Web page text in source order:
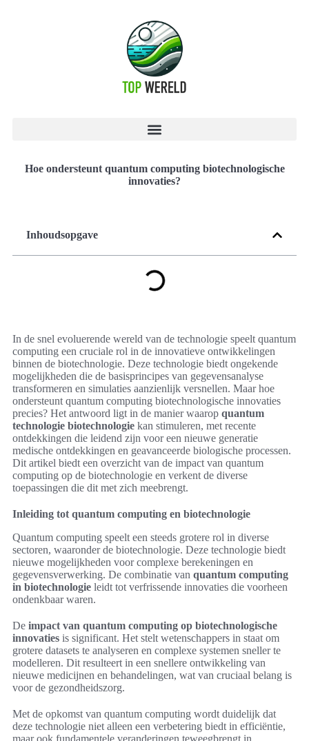
Hoe ondersteunt quantum computing biotechnologische
innovaties?
Inhoudsopgave
In de snel evoluerende wereld van de technologie speelt quantum
computing een cruciale rol in de innovatieve ontwikkelingen
binnen de biotechnologie. Deze technologie biedt ongekende
mogelijkheden die de basisprincipes van gegevensanalyse
transformeren en simulaties aanzienlijk versnellen. Maar hoe
ondersteunt quantum computing biotechnologische innovaties
precies? Het antwoord ligt in de manier waarop quantum
technologie biotechnologie kan stimuleren, met recente
ontdekkingen die leidend zijn voor een nieuwe generatie
medische ontdekkingen en geavanceerde biologische processen.
Dit artikel biedt een overzicht van de impact van quantum
computing op de biotechnologie en verkent de diverse
toepassingen die dit met zich meebrengt.
Inleiding tot quantum computing en biotechnologie
Quantum computing speelt een steeds grotere rol in diverse
sectoren, waaronder de biotechnologie. Deze technologie biedt
nieuwe mogelijkheden voor complexe berekeningen en
gegevensverwerking. De combinatie van quantum computing
in biotechnologie leidt tot verfrissende innovaties die voorheen
ondenkbaar waren.
De impact van quantum computing op biotechnologische
innovaties is significant. Het stelt wetenschappers in staat om
grotere datasets te analyseren en complexe systemen sneller te
modelleren. Dit resulteert in een snellere ontwikkeling van
nieuwe medicijnen en behandelingen, wat van cruciaal belang is
voor de gezondheidszorg.
Met de opkomst van quantum computing wordt duidelijk dat
deze technologie niet alleen een verbetering biedt in efficiëntie,
maar ook fundamentele veranderingen teweegbrengt in